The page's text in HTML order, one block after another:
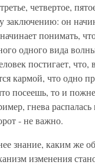
четвертое,
он
понимать,
одного вида
постигает,
кармой, что одно
посеешь, то и
гнева
- не важно.
знание, каким же
изменения